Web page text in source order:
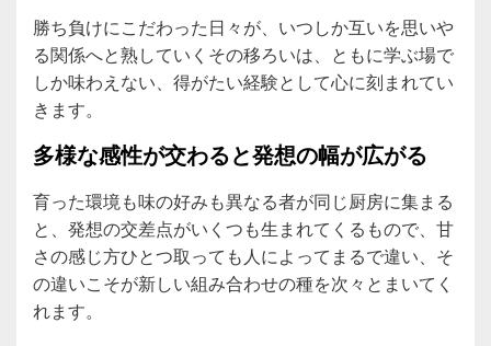
勝ち負けにこだわった日々が、いつしか互いを思いや
る関係へと熟していくその移ろいは、ともに学ぶ場で
しか味わえない、得がたい経験として心に刻まれてい
きます。
多様な感性が交わると発想の幅が広がる
育った環境も味の好みも異なる者が同じ厨房に集まる
と、発想の交差点がいくつも生まれてくるもので、甘
さの感じ方ひとつ取っても人によってまるで違い、そ
の違いこそが新しい組み合わせの種を次々とまいてく
れます。